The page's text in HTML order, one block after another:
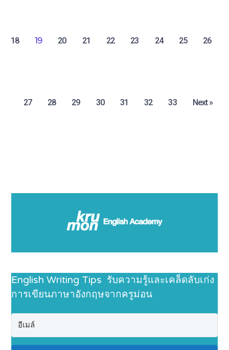
18 19 20 21 22 23 24 25 26
27 28 29 30 31 32 33 Next »
English Writing Tips รับความรู้และเคล็ดลับเก่ง
การเขียนภาษาอังกฤษจากครูม่อน